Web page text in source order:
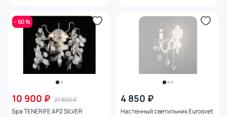
- 50 %
10 900 ₽ 21 800 ₽
Бра TENERIFE AP2 SILVER
4 850 ₽
Настенный светильник Eurosvet